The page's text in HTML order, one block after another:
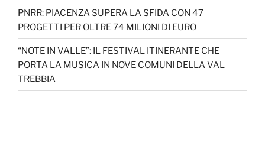
PNRR: PIACENZA SUPERA LA SFIDA CON 47
PROGETTI PER OLTRE 74 MILIONI DI EURO
“NOTE IN VALLE”: IL FESTIVAL ITINERANTE CHE
PORTA LA MUSICA IN NOVE COMUNI DELLA VAL
TREBBIA